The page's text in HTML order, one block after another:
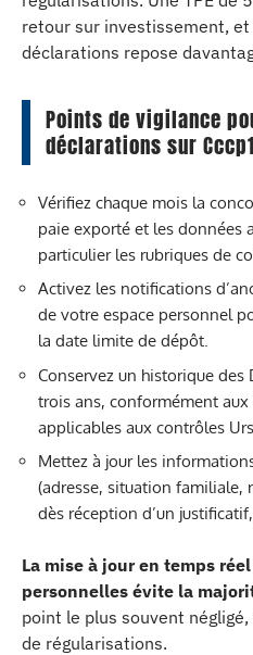
retour sur investissement,
déclarations repose
Points de vigilance
déclarations sur
Vérifiez chaque mois la
paie exporté et les données
particulier les rubriques de
Activez les notifications
de votre espace personnel
la date limite de dépôt.
Conservez un historique des
trois ans, conformément
applicables aux contrôles
Mettez à jour les
(adresse, situation familiale,
dès réception d’un
La mise à jour en temps
personnelles évite la
point le plus souvent
de régularisations.